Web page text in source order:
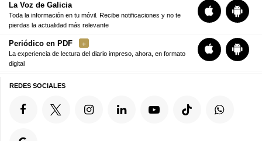
La Voz de Galicia
Toda la información en tu móvil. Recibe notificaciones y no te
pierdas la actualidad más relevante
Periódico en PDF
La experiencia de lectura del diario impreso, ahora, en formato
digital
REDES SOCIALES